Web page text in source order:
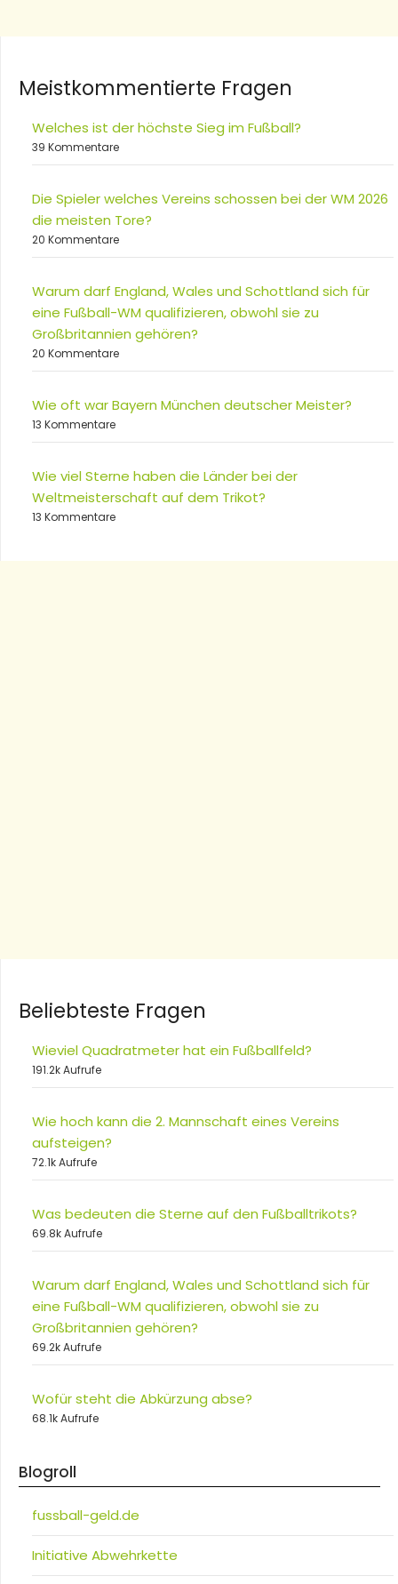
Meistkommentierte Fragen
Welches ist der höchste Sieg im Fußball?
39 Kommentare
Die Spieler welches Vereins schossen bei der WM 2026
die meisten Tore?
20 Kommentare
Warum darf England, Wales und Schottland sich für
eine Fußball-WM qualifizieren, obwohl sie zu
Großbritannien gehören?
20 Kommentare
Wie oft war Bayern München deutscher Meister?
13 Kommentare
Wie viel Sterne haben die Länder bei der
Weltmeisterschaft auf dem Trikot?
13 Kommentare
Beliebteste Fragen
Wieviel Quadratmeter hat ein Fußballfeld?
191.2k Aufrufe
Wie hoch kann die 2. Mannschaft eines Vereins
aufsteigen?
72.1k Aufrufe
Was bedeuten die Sterne auf den Fußballtrikots?
69.8k Aufrufe
Warum darf England, Wales und Schottland sich für
eine Fußball-WM qualifizieren, obwohl sie zu
Großbritannien gehören?
69.2k Aufrufe
Wofür steht die Abkürzung abse?
68.1k Aufrufe
Blogroll
fussball-geld.de
Initiative Abwehrkette